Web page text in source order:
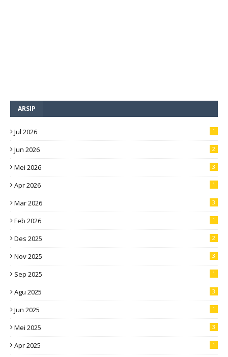
ARSIP
Jul 2026 1
Jun 2026 2
Mei 2026 3
Apr 2026 1
Mar 2026 3
Feb 2026 1
Des 2025 2
Nov 2025 3
Sep 2025 1
Agu 2025 3
Jun 2025 1
Mei 2025 3
Apr 2025 1